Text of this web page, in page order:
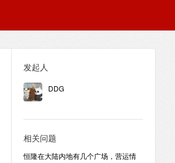
发起人
DDG
相关问题
恒隆在大陆内地有几个广场，营运情